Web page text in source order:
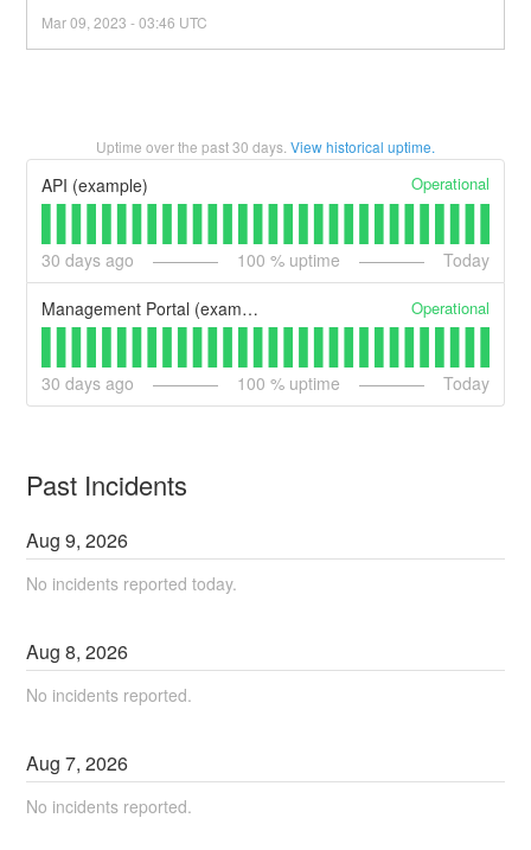
Mar09 ,2023 -03:46 UTC
Uptime over the past30 days. View historical uptime.
API (example) Operational
30 days ago 100 % uptime Today
Management Portal (example) Operational
30 days ago 100 % uptime Today
Past Incidents
Aug9,2026
No incidents reported today.
Aug8,2026
No incidents reported.
Aug7,2026
No incidents reported.